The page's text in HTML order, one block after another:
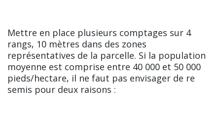
Mettre en place plusieurs comptages sur 4
rangs, 10 mètres dans des zones
représentatives de la parcelle. Si la population
moyenne est comprise entre 40 000 et 50 000
pieds/hectare, il ne faut pas envisager de re
semis pour deux raisons :